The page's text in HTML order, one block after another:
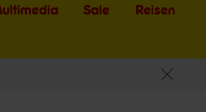
Sale Externer
Reisen